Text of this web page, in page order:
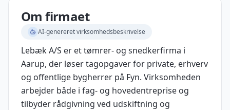
Om firmaet
AI-genereret virksomhedsbeskrivelse
Lebæk A/S er et tømrer- og snedkerfirma i
Aarup, der løser tagopgaver for private, erhverv
og offentlige bygherrer på Fyn. Virksomheden
arbejder både i fag- og hovedentreprise og
tilbyder rådgivning ved udskiftning og